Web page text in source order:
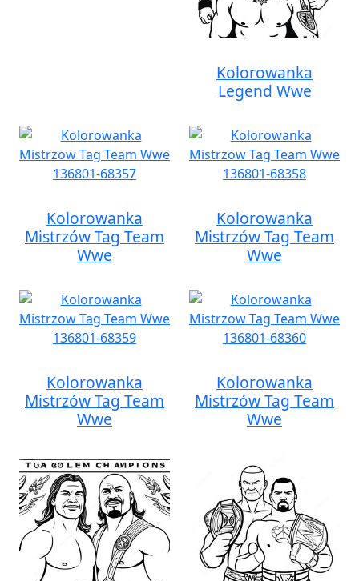
Kolorowanka
Legend Wwe
Kolorowanka
Mistrzów Tag Team
Wwe
Kolorowanka
Mistrzów Tag Team
Wwe
Kolorowanka
Mistrzów Tag Team
Wwe
Kolorowanka
Mistrzów Tag Team
Wwe